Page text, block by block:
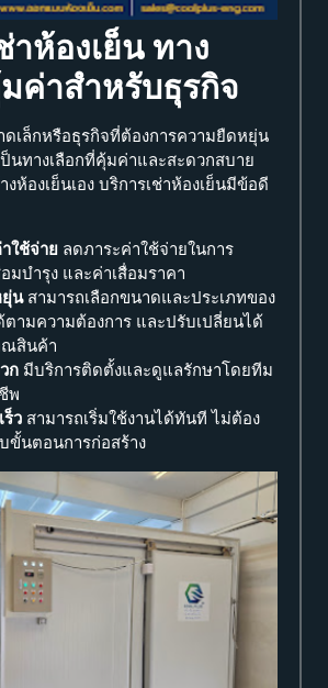
าห้องเย็น ทาง
ค่าสำหรับธุรกิจ
เล็กหรือธุรกิจที่ต้องการความยืดหยุ่น
ป็นทางเลือกที่คุ้มค่าและสะดวกสบาย
งห้องเย็นเอง บริการเช่าห้องเย็นมีข้อดี
ใช้จ่าย ลดภาระค่าใช้จ่ายในการ
มบำรุง และค่าเสื่อมราคา
นสามารถเลือกขนาดและประเภทของ
ตามความต้องการ และปรับเปลี่ยนได้
ณสินค้า
ก มีบริการติดตั้งและดูแลรักษาโดยทีม
พ
ร็ว สามารถเริ่มใช้งานได้ทันที ไม่ต้อง
บขั้นตอนการก่อสร้าง